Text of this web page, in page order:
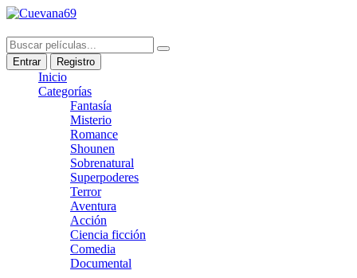
Entrar Registro
Inicio
Categorías
Fantasía
Misterio
Romance
Shounen
Sobrenatural
Superpoderes
Terror
Aventura
Acción
Ciencia ficción
Comedia
Documental